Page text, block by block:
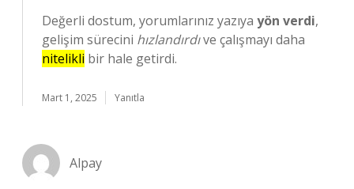
Değerli dostum, yorumlarınız yazıya yön verdi,
gelişim sürecini hızlandırdıve çalışmayı daha
nitelikli bir hale getirdi.
Mart 1, 2025 Yanıtla
Alpay